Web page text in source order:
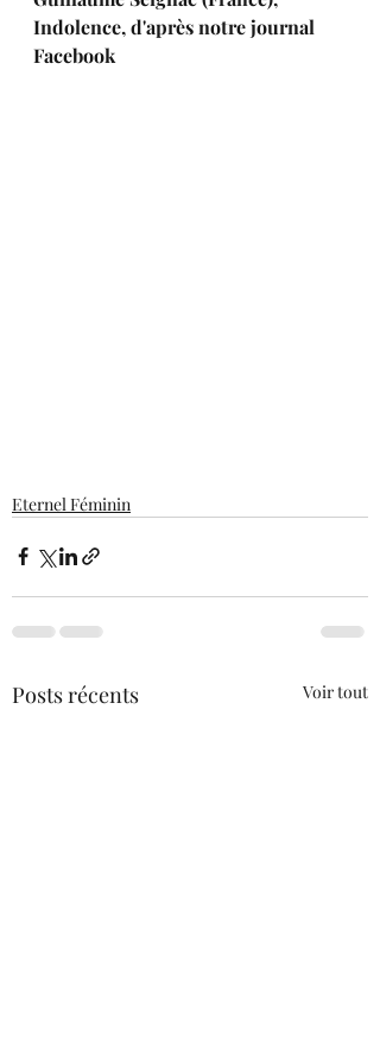
Indolence, d'après notre journal
Facebook
Eternel Féminin
Posts récents Voir tout